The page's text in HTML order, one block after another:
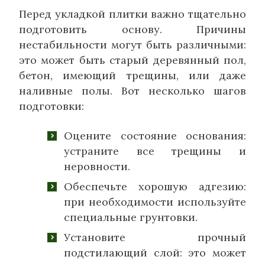
Перед укладкой плитки важно тщательно
подготовить основу. Причины
нестабильности могут быть различными:
это может быть старый деревянный пол,
бетон, имеющий трещины, или даже
наливные полы. Вот несколько шагов
подготовки:
Оцените состояние основания:
устраните все трещины и
неровности.
Обеспечьте хорошую адгезию:
при необходимости используйте
специальные грунтовки.
Установите прочный
подстилающий слой: это может